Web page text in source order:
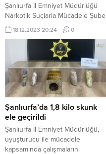
Şanlıurfa İl Emniyet Müdürlüğü
Narkotik Suçlarla Mücadele Şube
Müdürlüğü ekipleri, kentte
uyuşturucuyla mücadele
kapsamında çalışma başlattı.
Ekipler, yaptıkları çalışmalar
sonucunda, merkez Karaköprü
ilçesinde bir adrese operasyon
düzenledi. Operasyonda, 2 kilo
650 gram sentetik uyuşturucu
(skunk) ele geçirildi. Olayla
bağlantılı bir şüpheli gözaltına
alındı. Şüpheli, emniyetteki
işlemlerinin ardından sevk edildiği
adliyede...
18.12.2023 20:24 0
Şanlıurfa’da 1,8 kilo skunk
ele geçirildi
Şanlıurfa İl Emniyet Müdürlüğü,
uyuşturucu ile mücadele
kapsamında çalışmalarını